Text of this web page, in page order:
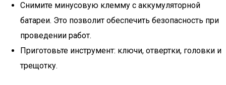
Снимите минусовую клемму с аккумуляторной
батареи. Это позволит обеспечить безопасность при
проведении работ.
Приготовьте инструмент: ключи, отвертки, головки и
трещотку.